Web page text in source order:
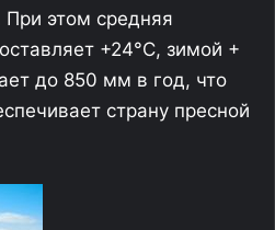
этом средняя
+24°C, зимой +
до 850 мм в год, что
страну пресной